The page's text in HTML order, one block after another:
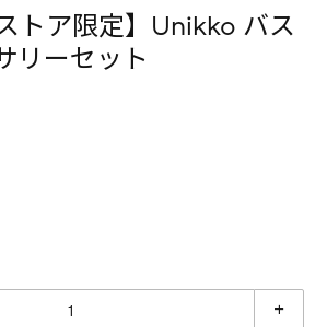
トア限定】Unikko バス
リーセット